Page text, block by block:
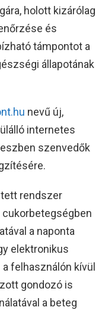
holott kizárólag
és
támpontot a
állapotának
nevű új,
internetes
szenvedők
rendszer
a naponta
elektronikus
felhasználón kívül
gondozó is
a beteg